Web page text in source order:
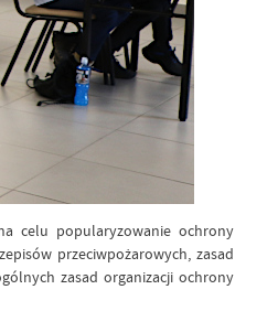
celu popularyzowanie ochrony
przeciwpożarowych, zasad
zasad organizacji ochrony